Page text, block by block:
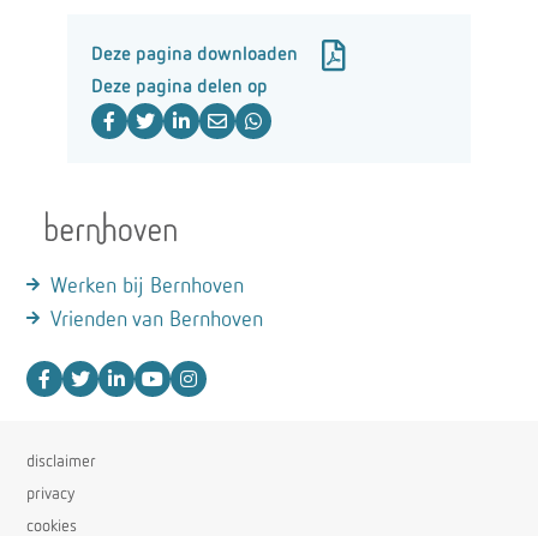
Deze pagina downloaden
Deze pagina delen op
Werken bij Bernhoven
Vrienden van Bernhoven
disclaimer
privacy
cookies